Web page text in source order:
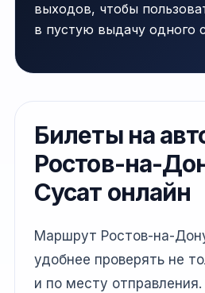
выходов, чтобы
в пустую выдачу одного
Билеты на
Ростов-на-
Сусат онлайн
Маршрут Ростов-на-
удобнее проверять не
и по месту отправления.